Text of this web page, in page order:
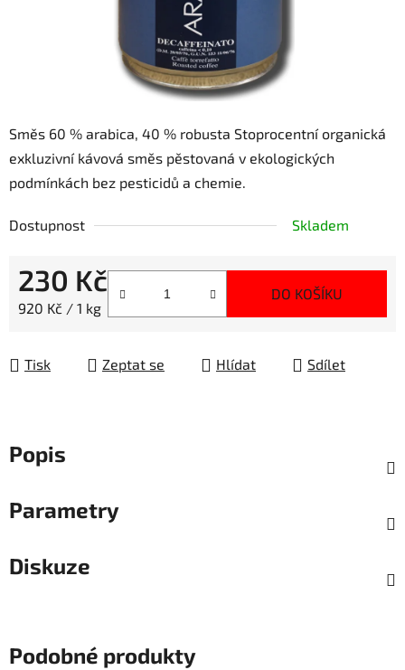
Směs 60 % arabica, 40 % robusta Stoprocentní organická
exkluzivní kávová směs pěstovaná v ekologických
podmínkách bez pesticidů a chemie.
Dostupnost Skladem
230 Kč
Měrná cena:
920 Kč / 1 kg
DO KOŠÍKU
Tisk Zeptat se Hlídat Sdílet
Popis
Parametry
Diskuze
Podobné produkty